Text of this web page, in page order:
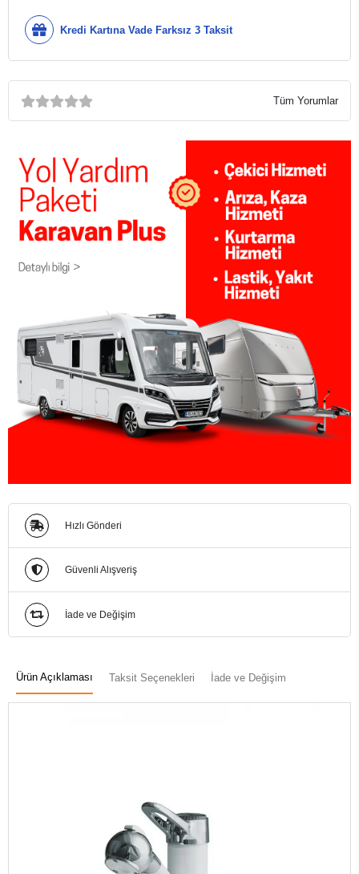
Kredi Kartına Vade Farksız 3 Taksit
Tüm Yorumlar
Hızlı Gönderi
Güvenli Alışveriş
İade ve Değişim
Ürün Açıklaması Taksit Seçenekleri İade ve Değişim